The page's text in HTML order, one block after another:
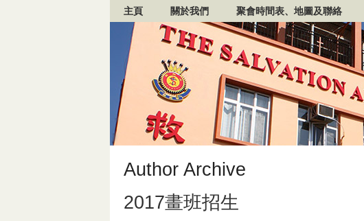
主頁 關於我們 聚會時間表、地圖及聯絡
Author Archive
2017畫班招生